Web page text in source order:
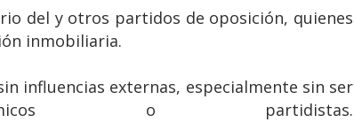
del y otros partidos de oposición, quienes
inmobiliaria.
influencias externas, especialmente sin ser
o partidistas.